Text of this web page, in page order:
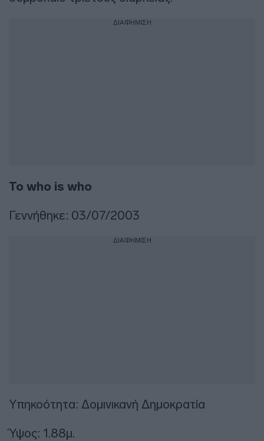
ΔΙΑΦΗΜΙΣΗ
Το who is who
Γεννήθηκε: 03/07/2003
ΔΙΑΦΗΜΙΣΗ
Υπηκοότητα: Δομινικανή Δημοκρατία
Ύψος: 1.88μ.